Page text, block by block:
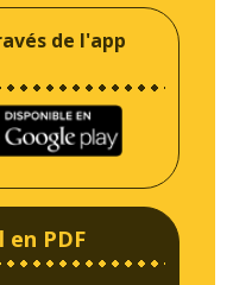
de l'app
en PDF